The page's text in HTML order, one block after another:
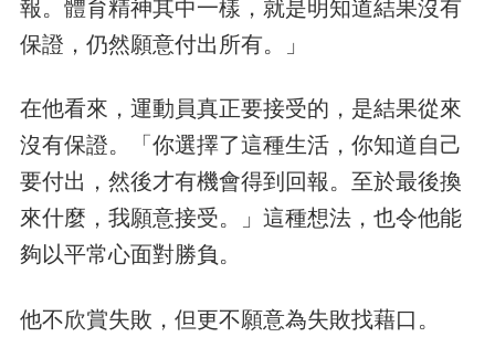
報。體育精神其中一樣，就是明知道結果沒有
保證，仍然願意付出所有。」
在他看來，運動員真正要接受的，是結果從來
沒有保證。「你選擇了這種生活，你知道自己
要付出，然後才有機會得到回報。至於最後換
來什麼，我願意接受。」這種想法，也令他能
夠以平常心面對勝負。
他不欣賞失敗，但更不願意為失敗找藉口。